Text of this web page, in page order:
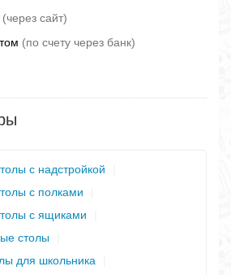
(через сайт)
(по счету через банк)
с надстройкой
с полками
с ящиками
столы
для школьника